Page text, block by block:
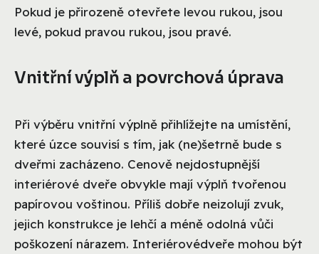
Pokud je přirozeně otevřete levou rukou, jsou
levé, pokud pravou rukou, jsou pravé.
Vnitřní výplň a povrchová úprava
Při výběru vnitřní výplně přihlížejte na umístění,
které úzce souvisí s tím, jak (ne)šetrně bude s
dveřmi zacházeno. Cenově nejdostupnější
interiérové dveře obvykle mají výplň tvořenou
papírovou voštinou. Příliš dobře neizolují zvuk,
jejich konstrukce je lehčí a méně odolná vůči
poškození nárazem. Interiérové​​dveře mohou být